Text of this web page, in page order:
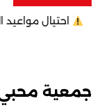
احتيال مواعيد
جمعية محبي